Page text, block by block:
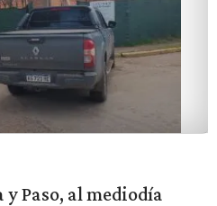
y Paso, al mediodía